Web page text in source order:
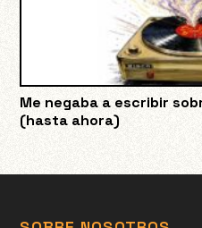
Me negaba a escribir
(hasta ahora)